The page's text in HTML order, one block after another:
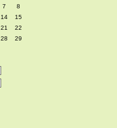
7
8
14
15
21
22
28
29